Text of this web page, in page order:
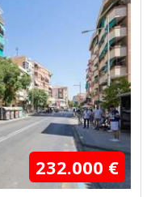
232.000 €